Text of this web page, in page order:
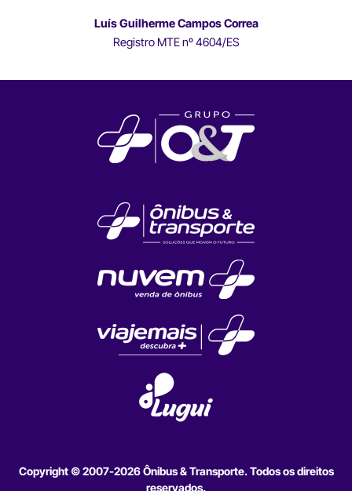
Luís Guilherme Campos Correa
Registro MTE nº 4604/ES
Copyright © 2007-2026 Ônibus & Transporte. Todos os direitos
reservados.